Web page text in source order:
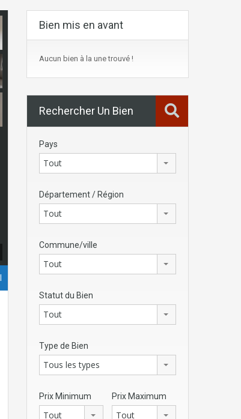
Bien mis en avant
Aucun bien à la une trouvé !
Rechercher Un Bien
Pays
Tout
Département / Région
Tout
Commune/ville
Tout
Statut du Bien
Tout
Type de Bien
Tous les types
Prix Minimum
Tout
Prix Maximum
Tout